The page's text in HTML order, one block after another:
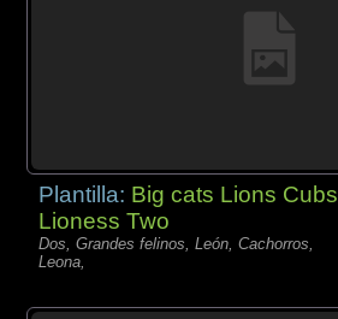
Plantilla: Big cats Lions Cubs
Lioness Two
Dos, Grandes felinos, León, Cachorros,
Leona,